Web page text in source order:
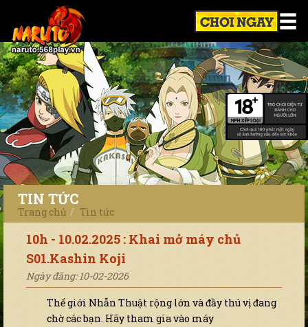
TIN TỨC
Trang chủ Tin tức
10h - 10.02.2025 : Khai mở máy chủ
S01.Kashin Koji
Ngày đăng: 10-02-2026
Thế giới Nhẫn Thuật rộng lớn và đầy thú vị đang
chờ các bạn. Hãy tham gia vào máy